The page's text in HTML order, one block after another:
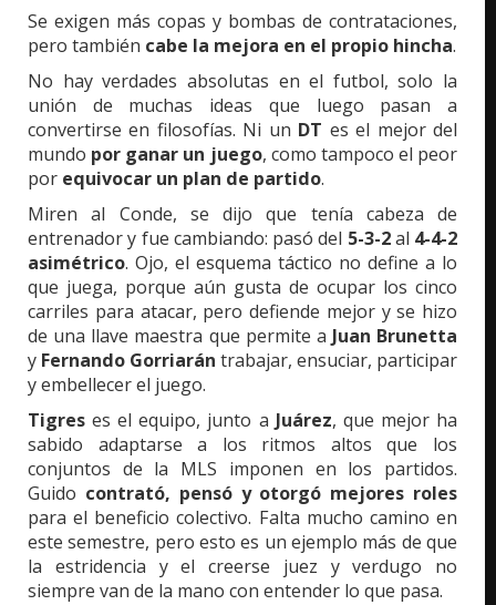
Se exigen más copas y bombas de contrataciones,
pero también cabe la mejora en el propio hincha.
No hay verdades absolutas en el futbol, solo la
unión de muchas ideas que luego pasan a
convertirse en filosofías. Ni un DT es el mejor del
mundo por ganar un juego, como tampoco el peor
por equivocar un plan de partido.
Miren al Conde, se dijo que tenía cabeza de
entrenador y fue cambiando: pasó del 5-3-2al 4-4-2
asimétrico. Ojo, el esquema táctico no define a lo
que juega, porque aún gusta de ocupar los cinco
carriles para atacar, pero defiende mejor y se hizo
de una llave maestra que permite a Juan Brunetta
y Fernando Gorriarán trabajar, ensuciar, participar
y embellecer el juego.
Tigres es el equipo, junto a Juárez, que mejor ha
sabido adaptarse a los ritmos altos que los
conjuntos de la MLS imponen en los partidos.
Guido contrató, pensó y otorgó mejores roles
para el beneficio colectivo. Falta mucho camino en
este semestre, pero esto es un ejemplo más de que
la estridencia y el creerse juez y verdugo no
siempre van de la mano con entender lo que pasa.